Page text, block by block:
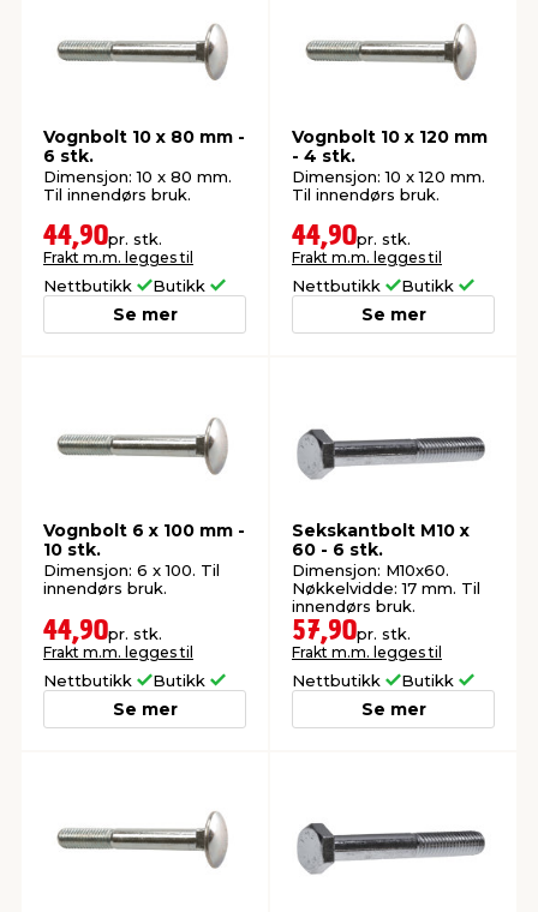
Vognbolt 10 x 80 mm -
6 stk.
Dimensjon: 10 x 80 mm.
Til innendørs bruk.
44,90pr. stk.
Frakt m.m. legges til
Nettbutikk Butikk
Se mer
Vognbolt 10 x 120 mm
- 4 stk.
Dimensjon: 10 x 120 mm.
Til innendørs bruk.
44,90pr. stk.
Frakt m.m. legges til
Nettbutikk Butikk
Se mer
Vognbolt 6 x 100 mm -
10 stk.
Dimensjon: 6 x 100. Til
innendørs bruk.
44,90pr. stk.
Frakt m.m. legges til
Nettbutikk Butikk
Se mer
Sekskantbolt M10 x
60 - 6 stk.
Dimensjon: M10x60.
Nøkkelvidde: 17 mm. Til
innendørs bruk.
57,90pr. stk.
Frakt m.m. legges til
Nettbutikk Butikk
Se mer